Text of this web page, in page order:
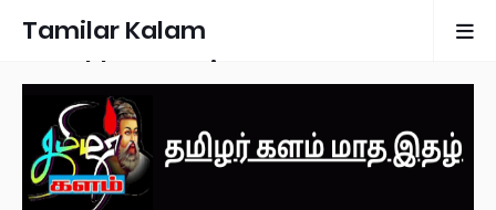
Tamilar Kalam
Monthly Magazine